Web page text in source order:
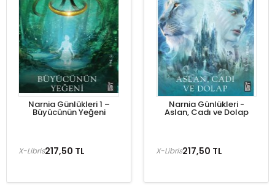
Narnia Günlükleri 1 –
Büyücünün Yeğeni
217,50 TL
X-Libris
Narnia Günlükleri -
Aslan, Cadı ve Dolap
217,50 TL
X-Libris